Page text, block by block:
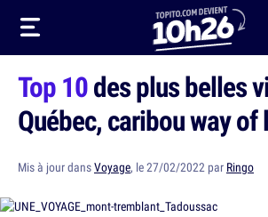
Top 10des plus belles
Québec, caribou way of
Mis à jour dansVoyage, le 27/02/2022 par Ringo